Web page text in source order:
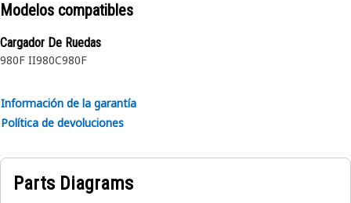
Modelos compatibles
Cargador De Ruedas
980F II980C980F
Información de la garantía
Política de devoluciones
Parts Diagrams